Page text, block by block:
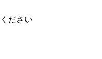
ださい